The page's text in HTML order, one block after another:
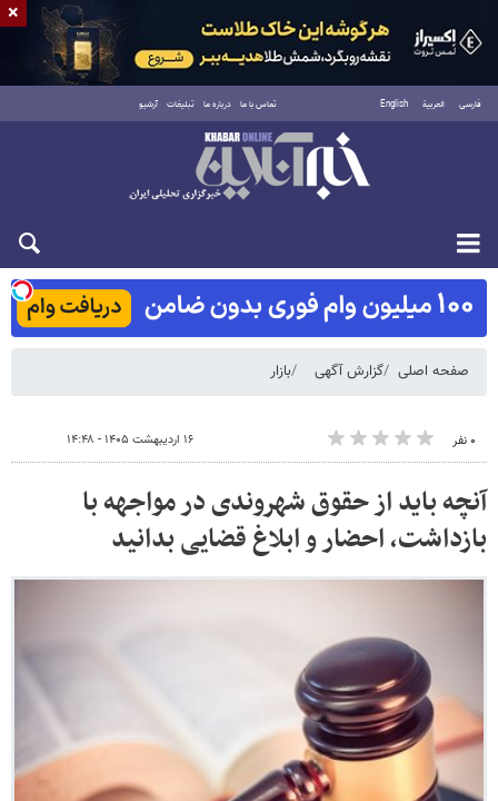
فارسی العربية English تماس با ما درباره ما تبلیغات آرشیو
شنبه ۱۷ مرداد ۱۴۰۵
صفحه اصلی گزارش آگهی بازار
۰ نفر ۱۶ اردیبهشت ۱۴۰۵ - ۱۴:۴۸
آنچه باید از حقوق شهروندی در مواجهه با
بازداشت، احضار و ابلاغ قضایی بدانید
×